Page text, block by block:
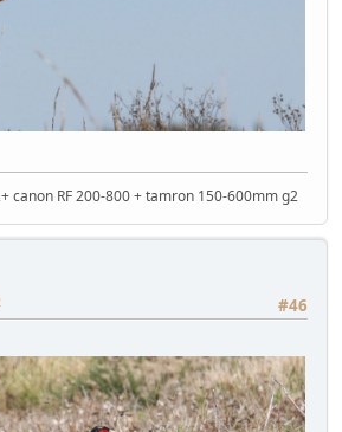
canon RF 200-800 + tamron 150-600mm g2
#46